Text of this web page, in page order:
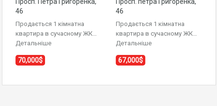
46
Продається 1 кімнатна
квартира в сучасному ЖК…
Детальніше
70,000$
46
Продається 1 кімнатна
квартира в сучасному ЖК…
Детальніше
67,000$